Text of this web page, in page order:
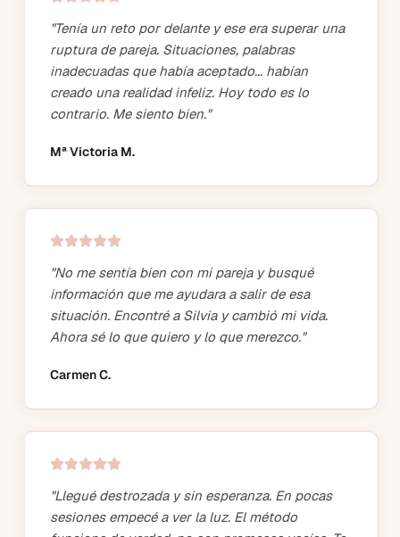
"Tenía un reto por delante y ese era superar una
ruptura de pareja. Situaciones, palabras
inadecuadas que había aceptado... habían
creado una realidad infeliz. Hoy todo es lo
contrario. Me siento bien."
Mª Victoria M.
"No me sentía bien con mi pareja y busqué
información que me ayudara a salir de esa
situación. Encontré a Silvia y cambió mi vida.
Ahora sé lo que quiero y lo que merezco."
Carmen C.
"Llegué destrozada y sin esperanza. En pocas
sesiones empecé a ver la luz. El método